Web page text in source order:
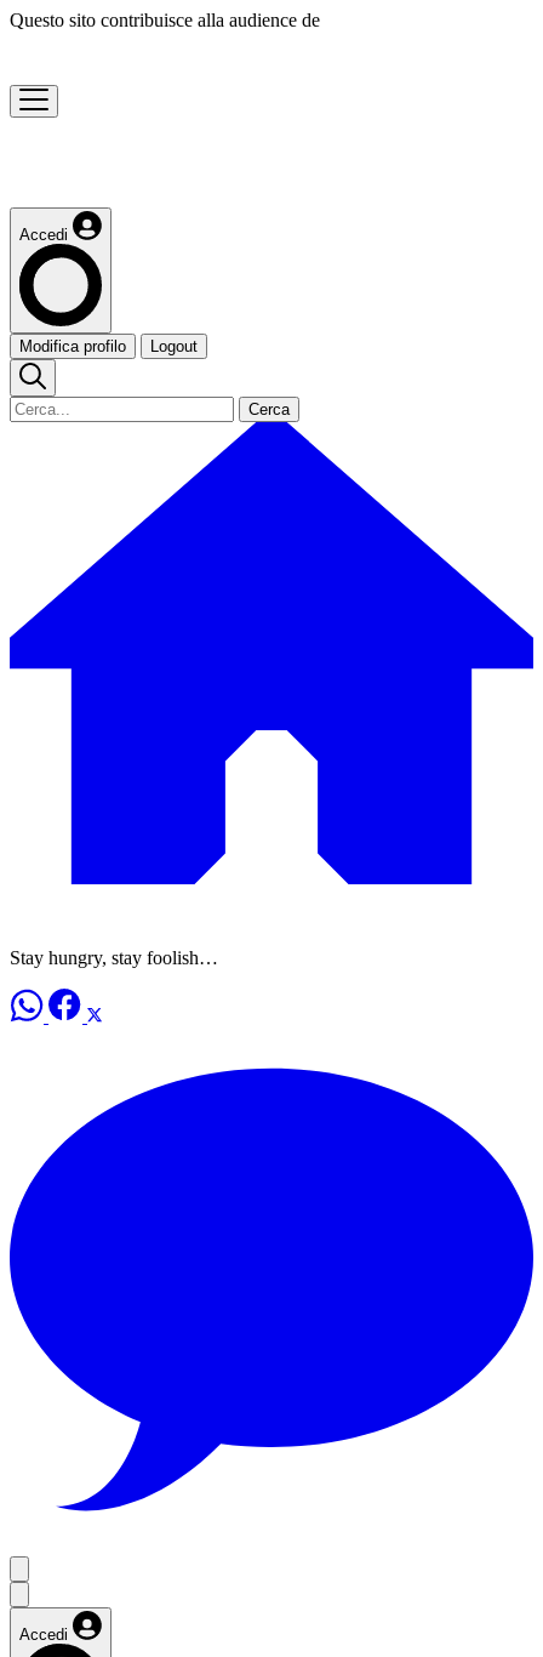
Questo sito contribuisce alla audience de
Accedi
Modifica profilo Logout
Cerca
Stay hungry, stay foolish…
Accedi